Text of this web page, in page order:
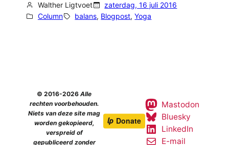
Walther Ligtvoet
zaterdag, 16 juli 2016
Column
balans, Blogpost, Yoga
© 2016-2026Alle
rechten voorbehouden.
Niets van deze site mag
worden gekopieerd,
verspreid of
gepubliceerd zonder
Mastodon
Bluesky
LinkedIn
E-mail